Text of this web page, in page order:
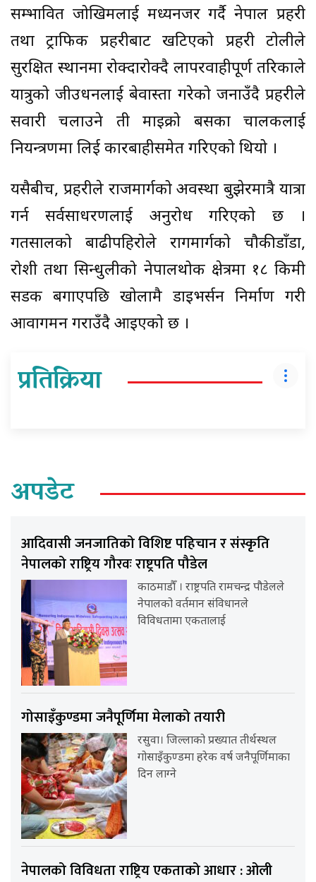
सम्भावित जोखिमलाई मध्यनजर गर्दै नेपाल प्रहरी
तथा ट्राफिक प्रहरीबाट खटिएको प्रहरी टोलीले
सुरक्षित स्थानमा रोक्दारोक्दै लापरवाहीपूर्ण तरिकाले
यात्रुको जीउधनलाई बेवास्ता गरेको जनाउँदै प्रहरीले
सवारी चलाउने ती माइक्रो बसका चालकलाई
नियन्त्रणमा लिई कारबाहीसमेत गरिएको थियो ।
यसैबीच, प्रहरीले राजमार्गको अवस्था बुझेरमात्रै यात्रा
गर्न सर्वसाधरणलाई अनुरोध गरिएको छ ।
गतसालको बाढीपहिरोले रागमार्गको चौकीडाँडा,
रोशी तथा सिन्धुलीको नेपालथोक क्षेत्रमा १८ किमी
सडक बगाएपछि खोलामै डाइभर्सन निर्माण गरी
आवागमन गराउँदै आइएको छ ।
प्रतिक्रिया
अपडेट
आदिवासी जनजातिको विशिष्ट पहिचान र संस्कृति
नेपालको राष्ट्रिय गौरवः राष्ट्रपति पौडेल
काठमाडौँ । राष्ट्रपति रामचन्द्र पौडेलले
नेपालको वर्तमान संविधानले
विविधतामा एकतालाई
गोसाइँकुण्डमा जनैपूर्णिमा मेलाको तयारी
रसुवा। जिल्लाको प्रख्यात तीर्थस्थल
गोसाइँकुण्डमा हरेक वर्ष जनैपूर्णिमाका
दिन लाग्ने
नेपालको विविधता राष्ट्रिय एकताको आधार : ओली